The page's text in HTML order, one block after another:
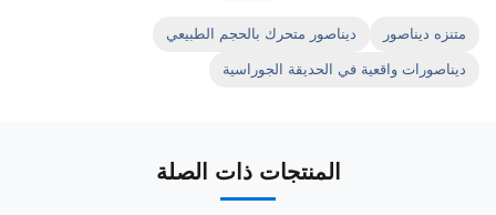
متنزه ديناصور ديناصور متحرك بالحجم الطبيعي
ديناصورات واقعية في الحديقة الجوراسية
المنتجات ذات الصلة